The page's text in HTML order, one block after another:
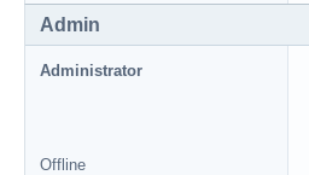
Admin
Administrator
Offline